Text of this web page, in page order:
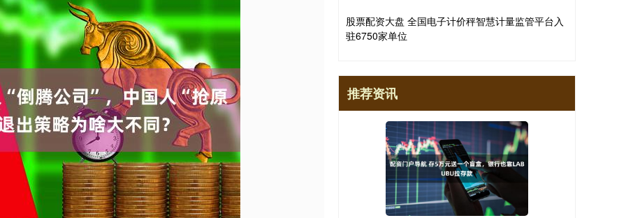
股票配资大盘 全国电子计价秤智慧计量监管平台入
驻6750家单位
推荐资讯